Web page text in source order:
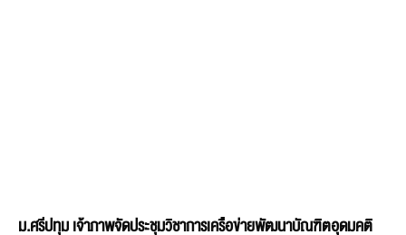
ม.ศรีปทุม เจ้าภาพจัดประชุมวิชาการเครือข่ายพัฒนาบัณฑิตอุดมคติ